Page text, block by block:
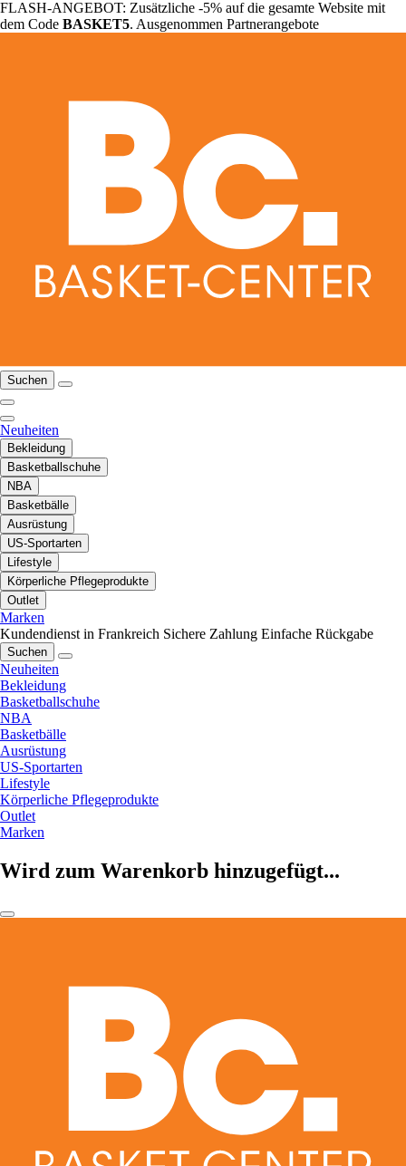
FLASH-ANGEBOT: Zusätzliche -5% auf die gesamte Website mit
dem Code BASKET5. Ausgenommen Partnerangebote
Suchen
Neuheiten
Bekleidung
Basketballschuhe
NBA
Basketbälle
Ausrüstung
US-Sportarten
Lifestyle
Körperliche Pflegeprodukte
Outlet
Marken
Kundendienst in Frankreich Sichere Zahlung Einfache Rückgabe
Suchen
Neuheiten
Bekleidung
Basketballschuhe
NBA
Basketbälle
Ausrüstung
US-Sportarten
Lifestyle
Körperliche Pflegeprodukte
Outlet
Marken
Wird zum Warenkorb hinzugefügt...